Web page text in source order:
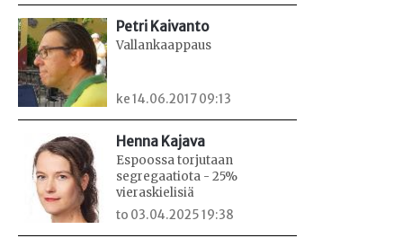
Petri Kaivanto
Vallankaappaus
ke 14.06.2017 09:13
Henna Kajava
Espoossa torjutaan
segregaatiota - 25%
vieraskielisiä
to 03.04.2025 19:38